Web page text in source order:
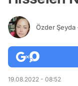
Özder Şeyda
19.08.2022 - 08:52